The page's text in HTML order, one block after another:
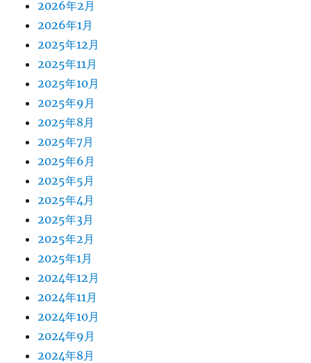
2026年2月
2026年1月
2025年12月
2025年11月
2025年10月
2025年9月
2025年8月
2025年7月
2025年6月
2025年5月
2025年4月
2025年3月
2025年2月
2025年1月
2024年12月
2024年11月
2024年10月
2024年9月
2024年8月